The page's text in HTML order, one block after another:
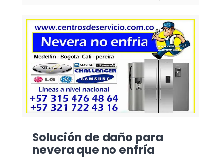
Solución de daño para
nevera que no enfría